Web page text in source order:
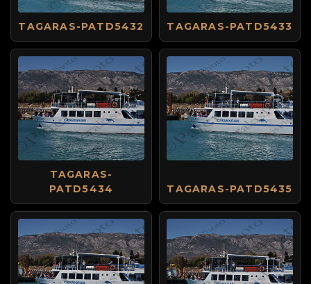
TAGARAS-PATD5432 TAGARAS-PATD5433
TAGARAS-
PATD5434
TAGARAS-PATD5435